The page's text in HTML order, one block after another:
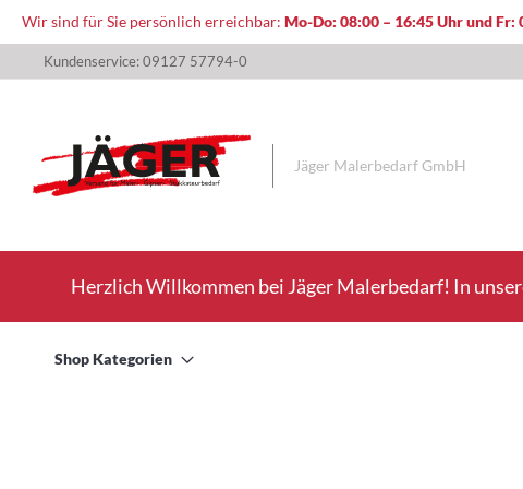
Wir sind für Sie persönlich erreichbar: Mo-Do: 08:00 – 16:45 Uhr und Fr:
zum
Kundenservice: 09127 57794-0
Jäger Malerbedarf GmbH
Herzlich Willkommen bei Jäger Malerbedarf! In
Shop Kategorien